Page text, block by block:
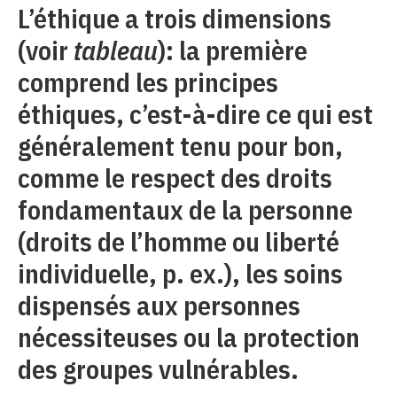
L’éthique a trois dimensions
(voir tableau): la première
comprend les principes
éthiques, c’est-à-dire ce qui est
généralement tenu pour bon,
comme le respect des droits
fondamentaux de la personne
(droits de l’homme ou liberté
individuelle, p. ex.), les soins
dispensés aux personnes
nécessiteuses ou la protection
des groupes vulnérables.